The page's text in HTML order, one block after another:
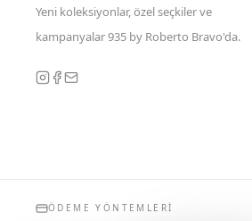
Yeni koleksiyonlar, özel seçkiler ve
kampanyalar 935 by Roberto Bravo'da.
ÖDEME YÖNTEMLERI